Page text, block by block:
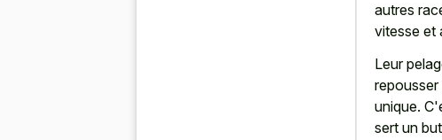
autres
vitesse et
Leur
unique.
sert un